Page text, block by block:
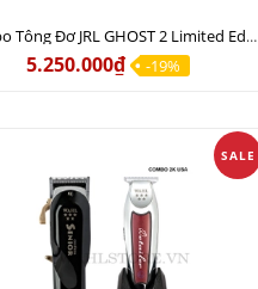
Combo Tông Đơ JRL GHOST 2 Limited Edition Chính Hãng USA
5.250.000₫ -19%
SALE